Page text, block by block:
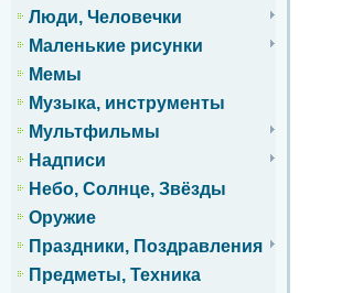
Люди, Человечки
Маленькие рисунки
Мемы
Музыка, инструменты
Мультфильмы
Надписи
Небо, Солнце, Звёзды
Оружие
Праздники, Поздравления
Предметы, Техника